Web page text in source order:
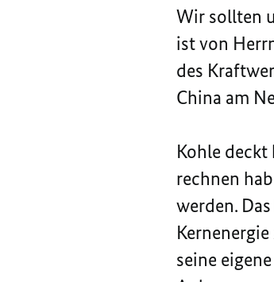
Wir sollten
ist von
des
China am
Kohle
rechnen
werden.
seine